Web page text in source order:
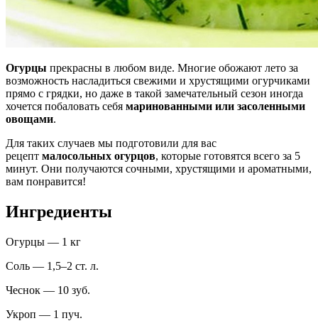
Огурцы прекрасны в любом виде. Многие обожают лето за
возможность насладиться свежими и хрустящими огурчиками
прямо с грядки, но даже в такой замечательный сезон иногда
хочется побаловать себя маринованными или засоленными
овощами.
Для таких случаев мы подготовили для вас
рецепт малосольных огурцов, которые готовятся всего за 5
минут. Они получаются сочными, хрустящими и ароматными,
вам понравится!
Ингредиенты
Огурцы — 1 кг
Соль — 1,5–2 ст. л.
Чеснок — 10 зуб.
Укроп — 1 пуч.